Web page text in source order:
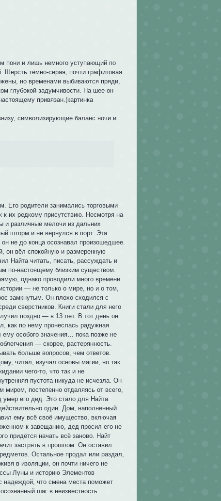
пони и лишь немного уступающий по
Шерсть тёмно-серая, почти графитовая.
но временами выбиваются пряди,
глубокой задумчивости. На шее он
привязан.(картинка
символизирующие баланс ночи и
Его родители занимались торговыми
к их редкому присутствию. Несмотря на
и различные мелочи из дальних
шторм и не вернулся в порт. Эта
не до конца осознавал произошедшее.
он вёл спокойную и размеренную
Найта читать, писать, рассуждать и
по-настоящему близким существом.
однако проводили много времени
— не только о мире, но и о том,
замкнутым. Он плохо сходился с
сверстников. Книги стали для него
поздно — в 13 лет. В тот день он
как по нему пронеслась радужная
особого значения… пока позже не
— скорее, растерянность.
больше вопросов, чем ответов.
читал, изучал основы магии, но так
чего-то, что так и не
пустота никуда не исчезла. Он
постепенно отдаляясь от всего,
умер его дед. Это стало для Найта
один. Дом, наполненный
ему всё своё имущество, включая
к завещанию, дед просил его не
придётся начать всё заново. Найт
застрять в прошлом. Он оставил
Остальное продал или раздал,
в изоляции, он почти ничего не
Луны и историю Элементов
надеждой, что смена места поможет
шаг в неизвестность.